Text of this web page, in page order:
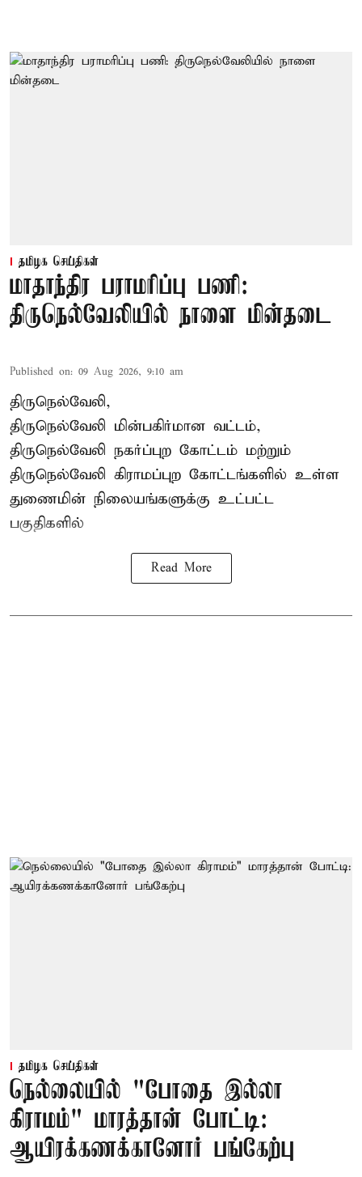
தமிழக செய்திகள்
மாதாந்திர பராமரிப்பு பணி:
திருநெல்வேலியில் நாளை மின்தடை
Published on: 09 Aug 2026, 9:10 am
திருநெல்வேலி,
திருநெல்வேலி மின்பகிர்மான வட்டம்,
திருநெல்வேலி நகர்ப்புற கோட்டம் மற்றும்
திருநெல்வேலி கிராமப்புற கோட்டங்களில் உள்ள
துணைமின் நிலையங்களுக்கு உட்பட்ட
பகுதிகளில்
Read More
தமிழக செய்திகள்
நெல்லையில் "போதை இல்லா
கிராமம்" மாரத்தான் போட்டி:
ஆயிரக்கணக்கானோர் பங்கேற்பு